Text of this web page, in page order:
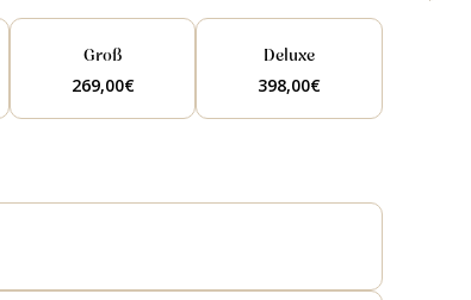
Groß
269,00€
Deluxe
398,00€